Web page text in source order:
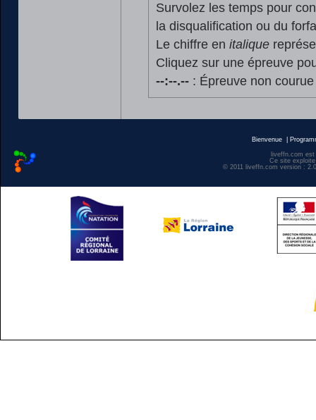
Survolez les temps pour
la disqualification ou du
Le chiffre en italique
Cliquez sur une épreuve
--:--.--: Épreuve non
Bienvenue
liveffn.com
Ce site
© 2011 liveffn.com version :